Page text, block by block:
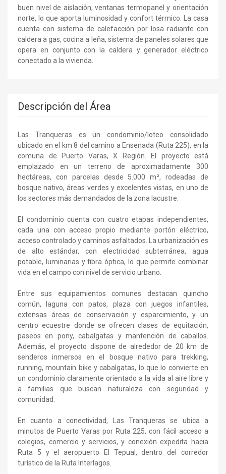
buen nivel de aislación, ventanas termopanel y orientación
norte, lo que aporta luminosidad y confort térmico. La casa
cuenta con sistema de calefacción por losa radiante con
caldera a gas, cocina a leña, sistema de paneles solares que
opera en conjunto con la caldera y generador eléctrico
conectado a la vivienda.
Descripción del Área
Las Tranqueras es un condominio/loteo consolidado
ubicado en el km 8 del camino a Ensenada (Ruta 225), en la
comuna de Puerto Varas, X Región. El proyecto está
emplazado en un terreno de aproximadamente 300
hectáreas, con parcelas desde 5.000 m², rodeadas de
bosque nativo, áreas verdes y excelentes vistas, en uno de
los sectores más demandados de la zona lacustre.
El condominio cuenta con cuatro etapas independientes,
cada una con acceso propio mediante portón eléctrico,
acceso controlado y caminos asfaltados. La urbanización es
de alto estándar, con electricidad subterránea, agua
potable, luminarias y fibra óptica, lo que permite combinar
vida en el campo con nivel de servicio urbano.
Entre sus equipamientos comunes destacan quincho
común, laguna con patos, plaza con juegos infantiles,
extensas áreas de conservación y esparcimiento, y un
centro ecuestre donde se ofrecen clases de equitación,
paseos en pony, cabalgatas y mantención de caballos.
Además, el proyecto dispone de alrededor de 20 km de
senderos inmersos en el bosque nativo para trekking,
running, mountain bike y cabalgatas, lo que lo convierte en
un condominio claramente orientado a la vida al aire libre y
a familias que buscan naturaleza con seguridad y
comunidad.
En cuanto a conectividad, Las Tranqueras se ubica a
minutos de Puerto Varas por Ruta 225, con fácil acceso a
colegios, comercio y servicios, y conexión expedita hacia
Ruta 5 y el aeropuerto El Tepual, dentro del corredor
turístico de la Ruta Interlagos.